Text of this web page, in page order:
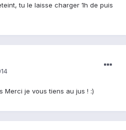
tu le laisse charger 1h de puis
Merci je vous tiens au jus ! :)